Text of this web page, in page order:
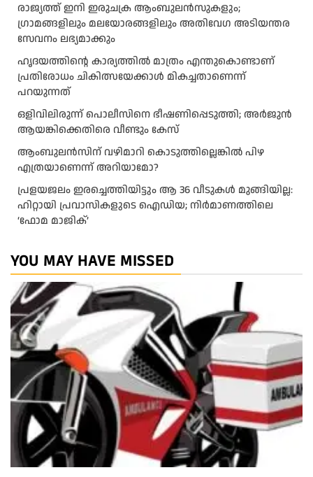
രാജ്യത്ത് ഇനി ഇരുചക്ര ആംബുലന്‍സുകളും;
ഗ്രാമങ്ങളിലും മലയോരങ്ങളിലും അതിവേഗ അടിയന്തര
സേവനം ലഭ്യമാക്കും
ഹൃദയത്തിന്റെ കാര്യത്തിൽ മാത്രം എന്തുകൊണ്ടാണ്
പ്രതിരോധം ചികിത്സയേക്കാൾ മികച്ചതാണെന്ന്
പറയുന്നത്
ഒളിവിലിരുന്ന് പൊലീസിനെ ഭീഷണിപ്പെടുത്തി; അർജുൻ
ആയങ്കിക്കെതിരെ വീണ്ടും കേസ്
ആംബുലന്‍സിന് വഴിമാറി കൊടുത്തില്ലെങ്കില്‍ പിഴ
എത്രയാണെന്ന് അറിയാമോ?
പ്രളയജലം ഇരച്ചെത്തിയിട്ടും ആ 36 വീടുകൾ മുങ്ങിയില്ല:
ഹിറ്റായി പ്രവാസികളുടെ ഐഡിയ; നിർമാണത്തിലെ
‘ഫോമ മാജിക്’
YOU MAY HAVE MISSED